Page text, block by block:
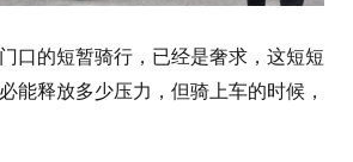
口的短暂骑行，已经是奢求，这短短
能释放多少压力，但骑上车的时候，